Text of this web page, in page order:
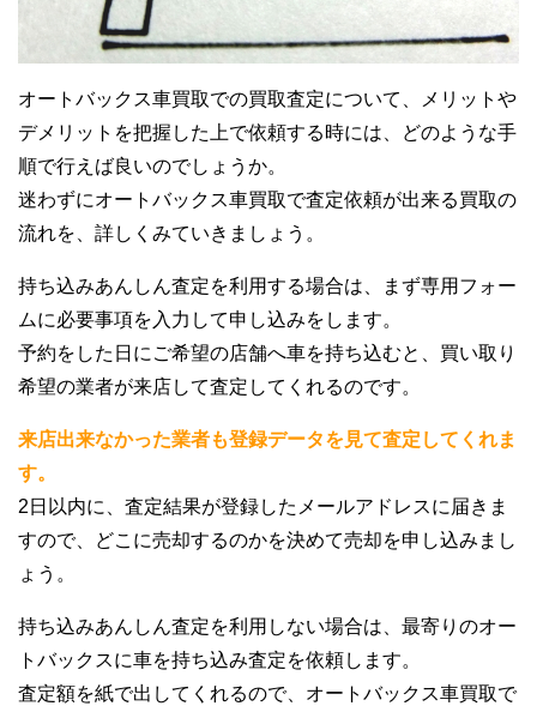
オートバックス車買取での買取査定について、メリットや
デメリットを把握した上で依頼する時には、どのような手
順で行えば良いのでしょうか。
迷わずにオートバックス車買取で査定依頼が出来る買取の
流れを、詳しくみていきましょう。
持ち込みあんしん査定を利用する場合は、まず専用フォー
ムに必要事項を入力して申し込みをします。
予約をした日にご希望の店舗へ車を持ち込むと、買い取り
希望の業者が来店して査定してくれるのです。
来店出来なかった業者も登録データを見て査定してくれま
す。
2日以内に、査定結果が登録したメールアドレスに届きま
すので、どこに売却するのかを決めて売却を申し込みまし
ょう。
持ち込みあんしん査定を利用しない場合は、最寄りのオー
トバックスに車を持ち込み査定を依頼します。
査定額を紙で出してくれるので、オートバックス車買取で